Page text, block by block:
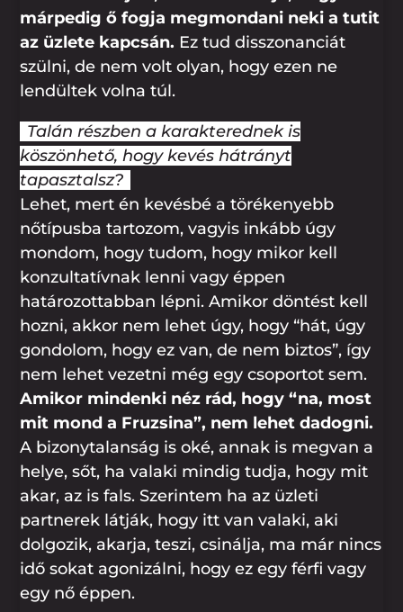
márpedig ő fogja megmondani neki a tutit
az üzlete kapcsán. Ez tud disszonanciát
szülni, de nem volt olyan, hogy ezen ne
lendültek volna túl.
Talán részben a karakterednek is
köszönhető, hogy kevés hátrányt
tapasztalsz?
Lehet, mert én kevésbé a törékenyebb
nőtípusba tartozom, vagyis inkább úgy
mondom, hogy tudom, hogy mikor kell
konzultatívnak lenni vagy éppen
határozottabban lépni. Amikor döntést kell
hozni, akkor nem lehet úgy, hogy “hát, úgy
gondolom, hogy ez van, de nem biztos”, így
nem lehet vezetni még egy csoportot sem.
Amikor mindenki néz rád, hogy “na, most
mit mond a Fruzsina”, nem lehet dadogni.
A bizonytalanság is oké, annak is megvan a
helye, sőt, ha valaki mindig tudja, hogy mit
akar, az is fals. Szerintem ha az üzleti
partnerek látják, hogy itt van valaki, aki
dolgozik, akarja, teszi, csinálja, ma már nincs
idő sokat agonizálni, hogy ez egy férfi vagy
egy nő éppen.